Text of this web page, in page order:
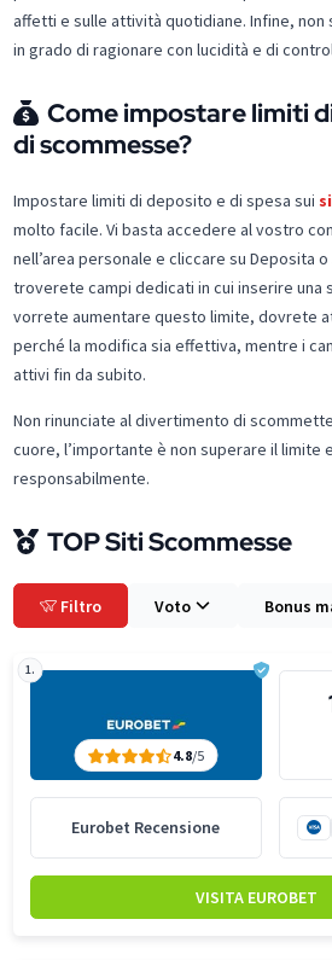
affetti e sulle attività quotidiane. Infine,
in grado di ragionare con lucidità e di
Come impostare limiti
di scommesse?
Impostare limiti di deposito e di spesa sui
molto facile. Vi basta accedere al vostro
nell’area personale e cliccare su Deposita
troverete campi dedicati in cui inserire una
vorrete aumentare questo limite, dovrete
perché la modifica sia effettiva, mentre i
attivi fin da subito.
Non rinunciate al divertimento di
cuore, l’importante è non superare il limite
responsabilmente.
TOP Siti Scommesse
Filtro Voto Bonus
1.
4.8/5
Eurobet Recensione
VISITA EUROBET